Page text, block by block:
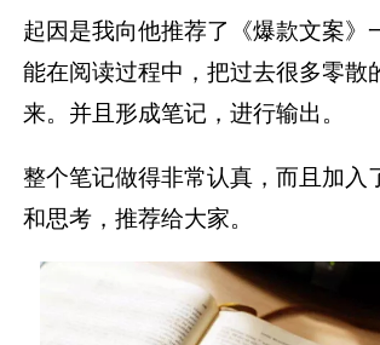
起因是我向他推荐了《爆款文案》
能在阅读过程中，把过去很多零散
来。并且形成笔记，进行输出。
整个笔记做得非常认真，而且加入
和思考，推荐给大家。